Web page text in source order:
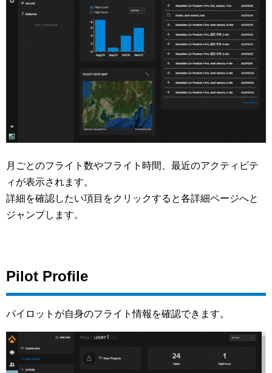
月ごとのフライト数やフライト時間、最近のアクティビテ
ィが表示されます。
詳細を確認したい項目をクリックすると各詳細ページへと
ジャンプします。
Pilot Profile
パイロットが自身のフライト情報を確認できます。